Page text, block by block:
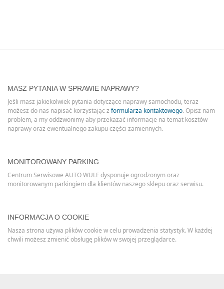
MASZ PYTANIA W SPRAWIE NAPRAWY?
Jeśli masz jakiekolwiek pytania dotyczące naprawy samochodu, teraz
możesz do nas napisać korzystając z formularza kontaktowego. Opisz nam
problem, a my oddzwonimy aby przekazać informacje na temat kosztów
naprawy oraz ewentualnego zakupu części zamiennych.
MONITOROWANY PARKING
Centrum Serwisowe AUTO WULF dysponuje ogrodzonym oraz
monitorowanym parkingiem dla klientów naszego sklepu oraz serwisu.
INFORMACJA O COOKIE
Nasza strona używa plików cookie w celu prowadzenia statystyk. W każdej
chwili możesz zmienić obsługę plików w swojej przeglądarce.